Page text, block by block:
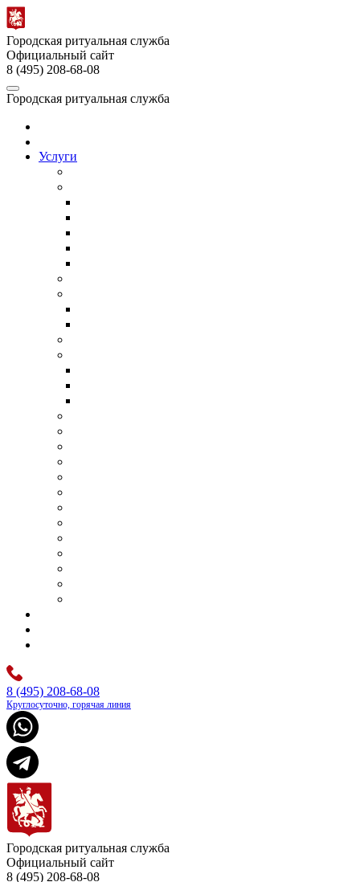
Городская ритуальная служба
Официальный сайт
8 (495) 208-68-08
Городская ритуальная служба
Услуги
8 (495) 208-68-08
Круглосуточно, горячая линия
Городская ритуальная служба
Официальный сайт
8 (495) 208-68-08